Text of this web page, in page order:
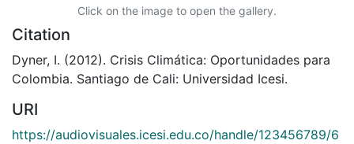
Click on the image to open the gallery.
Citation
Dyner, I. (2012). Crisis Climática: Oportunidades para
Colombia. Santiago de Cali: Universidad Icesi.
URI
https://audiovisuales.icesi.edu.co/handle/123456789/6